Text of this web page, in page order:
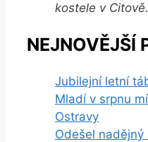
kostele v Citově.
NEJNOVĚJŠÍ
Jubilejní letní
Mladí v srpnu
Ostravy
Odešel